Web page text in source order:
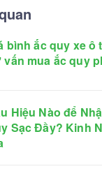
bình ắc quy xe ô
vấn mua ắc quy
Hiệu Nào để
Sạc Đầy? Kinh